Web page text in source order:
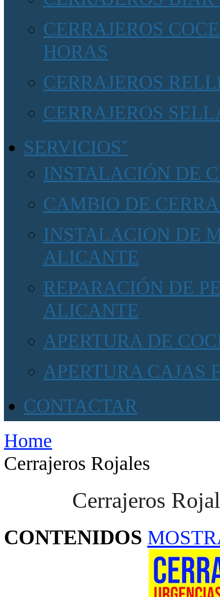
CERRAJEROS
HORAS
CERRAJEROS
CERRAJEROS
SERVICIOS
INSTALACIÓN DE
CAMBIO DE
INSTALACION DE
ALICANTE
REPARACIÓN DE
ALICANTE
APERTURA DE
APERTURA CAJAS
CONTACTAR
Home
Cerrajeros Rojales
Cerrajeros
CONTENIDOS